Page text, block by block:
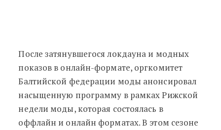
После затянувшегося локдауна и модных
показов в онлайн-формате, оргкомитет
Балтийской федерации моды анонсировал
насыщенную программу в рамках Рижской
недели моды, которая состоялась в
оффлайн и онлайн форматах. В этом сезоне